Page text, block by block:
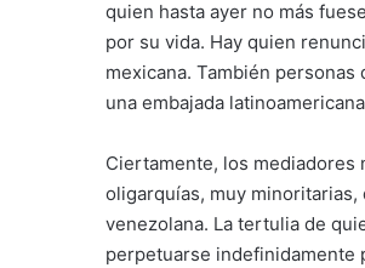
quien hasta ayer no más
por su vida. Hay quien
mexicana. También
una embajada
Ciertamente, los
oligarquías, muy minoritarias,
venezolana. La tertulia de
perpetuarse indefinidamente